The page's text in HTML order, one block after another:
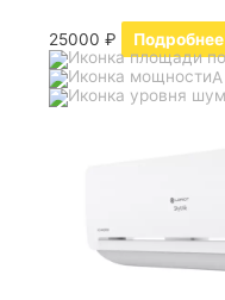
25000₽
Подробнее
A